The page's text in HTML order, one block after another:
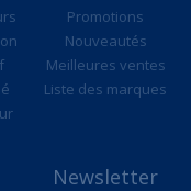
Promotions
Nouveautés
Meilleures ventes
Liste des marques
Newsletter